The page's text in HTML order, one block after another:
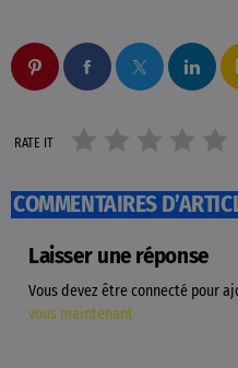
RATE IT
COMMENTAIRES
Laisser une réponse
Vous devez être connecté pour
vous maintenant